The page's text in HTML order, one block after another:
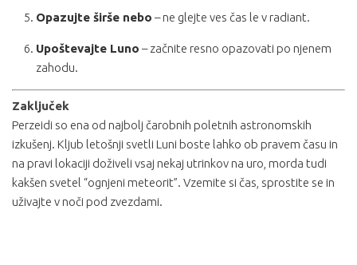
Opazujte širše nebo – ne glejte ves čas le v radiant.
Upoštevajte Luno – začnite resno opazovati po njenem
zahodu.
Zaključek
Perzeidi so ena od najbolj čarobnih poletnih astronomskih
izkušenj. Kljub letošnji svetli Luni boste lahko ob pravem času in
na pravi lokaciji doživeli vsaj nekaj utrinkov na uro, morda tudi
kakšen svetel “ognjeni meteorit”. Vzemite si čas, sprostite se in
uživajte v noči pod zvezdami.